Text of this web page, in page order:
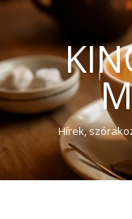
Hírek,